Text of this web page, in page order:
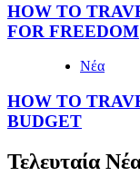
HOW TO
FOR FREEDOM
Νέα
HOW TO
BUDGET
Τελευταία